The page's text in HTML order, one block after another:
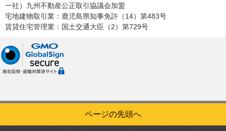
一社）九州不動産公正取引協議会加盟
宅地建物取引業：鹿児島県知事免許（14）第483号
賃貸住宅管理業：国土交通大臣（2）第729号
ページの先頭へ